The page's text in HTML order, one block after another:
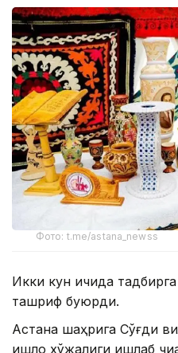
Фото: t.me/astana_newss
Икки кун ичида
ташриф буюрди.
Астана шаҳрига Сўғди
қишлоқ хўжалиги ишлаб